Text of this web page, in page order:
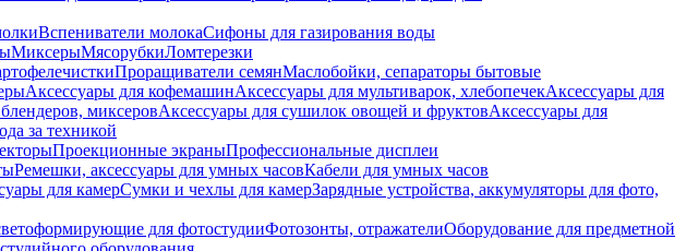
Вспениватели молокаСифоны для газирования воды
МиксерыМясорубкиЛомтерезки
Проращиватели семянМаслобойки, сепараторы бытовые
Аксессуары для кофемашинАксессуары для мультиварок, хлебопечекАксессуары для
миксеровАксессуары для сушилок овощей и фруктовАксессуары для
за техникой
Проекционные экраныПрофессиональные дисплеи
Ремешки, аксессуары для умных часовКабели для умных часов
для камерСумки и чехлы для камерЗарядные устройства, аккумуляторы для фото,
для фотостудииФотозонты, отражателиОборудование для предметной